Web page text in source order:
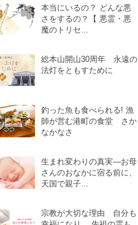
本当にいるの？ どんな悪
さをするの？【 悪霊・悪
魔のトリセ...
総本山開山30周年 永遠の
法灯をともすために
釣った魚も食べられる! 漁
師が営む港町の食堂 さか
なかなさ
生まれ変わりの真実―お母
さんのおなかに宿る前に、
天国で親子...
宗教が大切な理由 自分も